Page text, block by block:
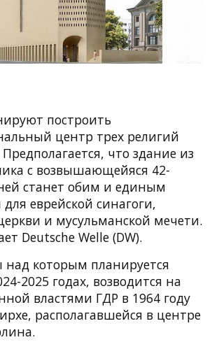
построить
центр трех религий
Предполагается, что здание из
с возвышающейяся 42-
станет обим и единым
еврейской синагоги,
и мусульманской мечети.
Deutsche Welle (DW).
над которым планируется
2025 годах, возводится на
властями ГДР в 1964 году
располагавшейся в центре